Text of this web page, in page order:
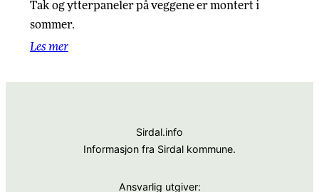
Tak og ytterpaneler på veggene er montert i
sommer.
Les mer
Sirdal.info
Informasjon fra Sirdal kommune.
Ansvarlig utgiver: